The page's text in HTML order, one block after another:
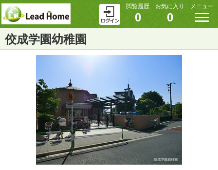
閲覧履歴
0
お気に入り
0
メニュー
佼成学園幼稚園